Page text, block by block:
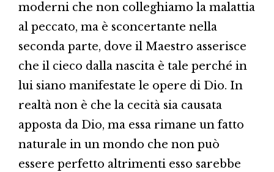
moderni che non colleghiamo la malattia
al peccato, ma è sconcertante nella
seconda parte, dove il Maestro asserisce
che il cieco dalla nascita è tale perché in
lui siano manifestate le opere di Dio. In
realtà non è che la cecità sia causata
apposta da Dio, ma essa rimane un fatto
naturale in un mondo che non può
essere perfetto altrimenti esso sarebbe